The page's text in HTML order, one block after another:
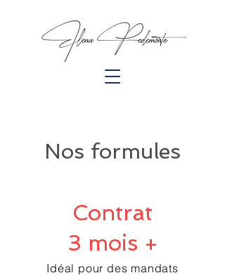
Nos formules
Contrat
3 mois +
Idéal pour des mandats